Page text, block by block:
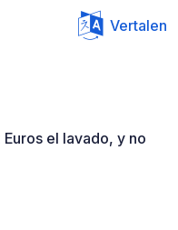
Vertalen
el lavado, y no